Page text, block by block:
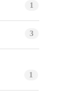
1
3
1